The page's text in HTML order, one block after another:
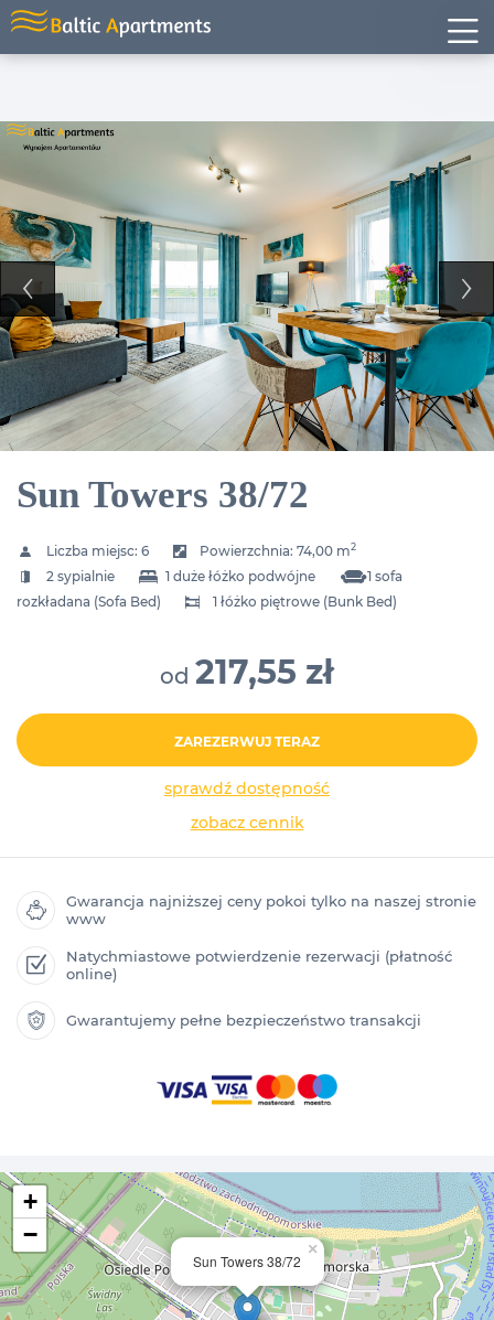
Sun Towers 38/72
Liczba miejsc: 6 Powierzchnia:74,00 m2
2 sypialnie 1 duże łóżko podwójne
1 sofa
rozkładana (Sofa Bed)
1 łóżko piętrowe (Bunk Bed)
od 217,55 zł
ZAREZERWUJ TERAZ
sprawdź dostępność
zobacz cennik
Gwarancja najniższej ceny pokoi tylko na naszej stronie
www
Natychmiastowe potwierdzenie rezerwacji (płatność
online)
Gwarantujemy pełne bezpieczeństwo transakcji
Sun Towers 38/72
×
+
−